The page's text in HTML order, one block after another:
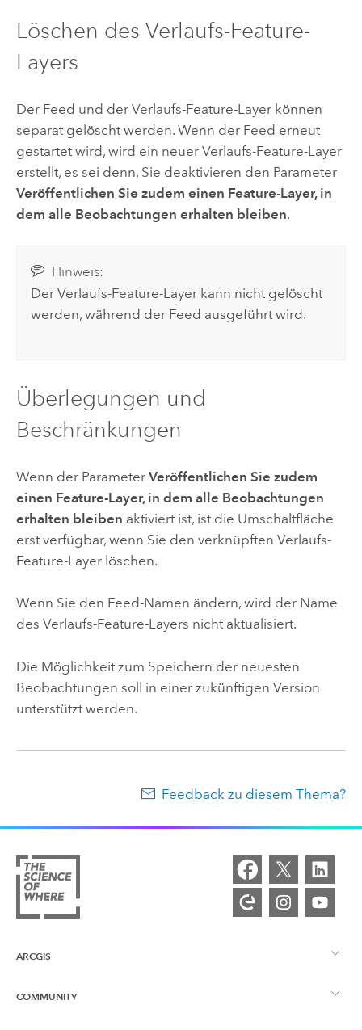
Löschen des Verlaufs-Feature-
Layers
Der Feed und der Verlaufs-Feature-Layer können
separat gelöscht werden. Wenn der Feed erneut
gestartet wird, wird ein neuer Verlaufs-Feature-Layer
erstellt, es sei denn, Sie deaktivieren den Parameter
Veröffentlichen Sie zudem einen Feature-Layer, in
dem alle Beobachtungen erhalten bleiben.
Hinweis:
Der Verlaufs-Feature-Layer kann nicht gelöscht
werden, während der Feed ausgeführt wird.
Überlegungen und
Beschränkungen
Wenn der Parameter Veröffentlichen Sie zudem
einen Feature-Layer, in dem alle Beobachtungen
erhalten bleiben aktiviert ist, ist die Umschaltfläche
erst verfügbar, wenn Sie den verknüpften Verlaufs-
Feature-Layer löschen.
Wenn Sie den Feed-Namen ändern, wird der Name
des Verlaufs-Feature-Layers nicht aktualisiert.
Die Möglichkeit zum Speichern der neuesten
Beobachtungen soll in einer zukünftigen Version
unterstützt werden.
Feedback zu diesem Thema?
ARCGIS
ArcGIS – Überblick
COMMUNITY